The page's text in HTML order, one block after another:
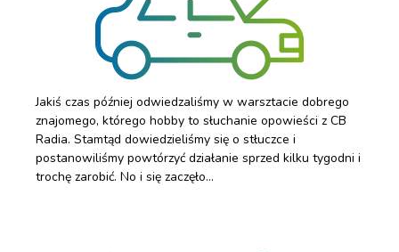
Jakiś czas później odwiedzaliśmy w warsztacie dobrego
znajomego, którego hobby to słuchanie opowieści z CB
Radia. Stamtąd dowiedzieliśmy się o stłuczce i
postanowiliśmy powtórzyć działanie sprzed kilku tygodni i
trochę zarobić. No i się zaczęło…